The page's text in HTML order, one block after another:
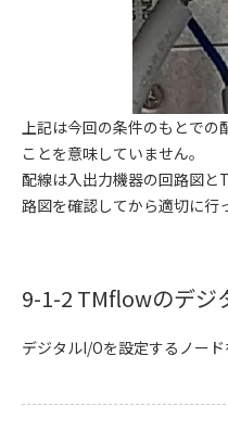
上記は今回の条件のもとでの
ことを意味していません。
配線は入出力機器の回路図と
路図を確認してから適切に行
9-1-2 TMflowのデジ
デジタルI/Oを設定するノード